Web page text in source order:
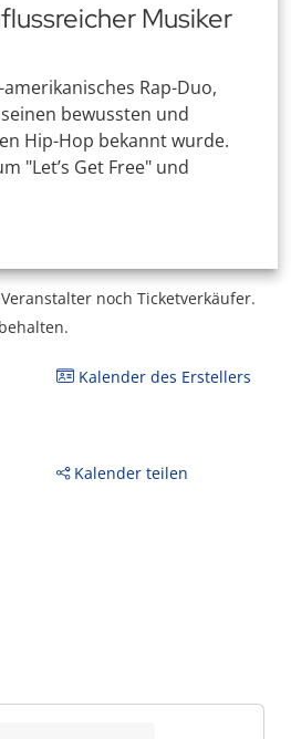
Musiker
Rap-Duo,
bewussten und
Hip-Hop bekannt wurde.
"Let’s Get Free" und
noch Ticketverkäufer.
Kalender des Erstellers
Kalender teilen